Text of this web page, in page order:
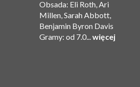
Obsada: Eli Roth, Ari
Millen, Sarah Abbott,
Benjamin Byron Davis
Gramy: od 7.0...więcej